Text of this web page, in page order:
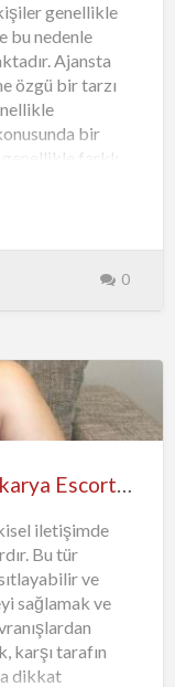
genellikle
bu nedenle
Ajansta
özgü bir tarzı
bir
farklı
Ajanslar,
müşterilerin
ajansın
adına
0
Olgun Kalçalarını Vurduran Sakarya Escort Gizem
iletişimde
Bu tür
ve
sağlamak ve
karşı tarafın
dikkat